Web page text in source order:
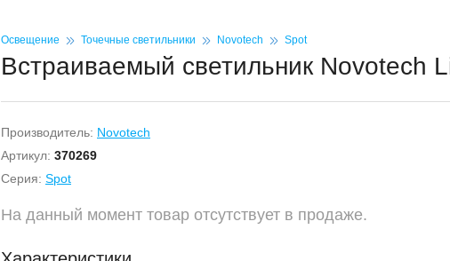
Освещение Точечные светильники Novotech Spot
Встраиваемый светильник Novotech
Производитель: Novotech
Артикул: 370269
Серия: Spot
На данный момент товар отсутствует в продаже.